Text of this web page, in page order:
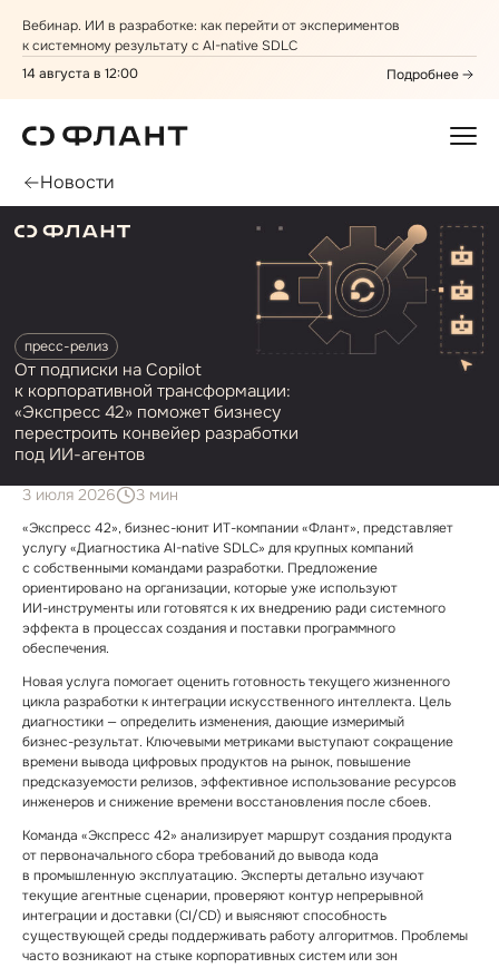
14 августа в 12:00 Подробнее
Вебинар. ИИ в разработке: как перейти от экспериментов
к системному результату с AI⁠-⁠native SDLC
Новости
пресс⁠-⁠релиз
От подписки на Copilot
к корпоративной трансформации:
«Экспресс 42» поможет бизнесу
перестроить конвейер разработки
под ИИ⁠-⁠агентов
3 июля 2026 3 мин
«Экспресс 42», бизнес⁠-⁠юнит ИТ⁠-⁠компании «Флант», представляет
услугу «Диагностика AI⁠-⁠native SDLC» для крупных компаний
с собственными командами разработки. Предложение
ориентировано на организации, которые уже используют
ИИ⁠-⁠инструменты или готовятся к их внедрению ради системного
эффекта в процессах создания и поставки программного
обеспечения.
Новая услуга помогает оценить готовность текущего жизненного
цикла разработки к интеграции искусственного интеллекта. Цель
диагностики — определить изменения, дающие измеримый
бизнес⁠-⁠результат. Ключевыми метриками выступают сокращение
времени вывода цифровых продуктов на рынок, повышение
предсказуемости релизов, эффективное использование ресурсов
инженеров и снижение времени восстановления после сбоев.
Команда «Экспресс 42» анализирует маршрут создания продукта
от первоначального сбора требований до вывода кода
в промышленную эксплуатацию. Эксперты детально изучают
текущие агентные сценарии, проверяют контур непрерывной
интеграции и доставки (CI/CD) и выясняют способность
существующей среды поддерживать работу алгоритмов. Проблемы
часто возникают на стыке корпоративных систем или зон